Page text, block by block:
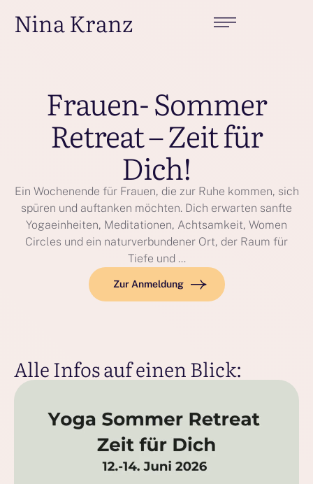
Nina Kranz
Frauen- Sommer
Retreat – Zeit für
Dich!
Ein Wochenende für Frauen, die zur Ruhe kommen, sich
spüren und auftanken möchten. Dich erwarten sanfte
Yogaeinheiten, Meditationen, Achtsamkeit, Women
Circles und ein naturverbundener Ort, der Raum für
Tiefe und …
Zur Anmeldung
Alle Infos auf einen Blick: